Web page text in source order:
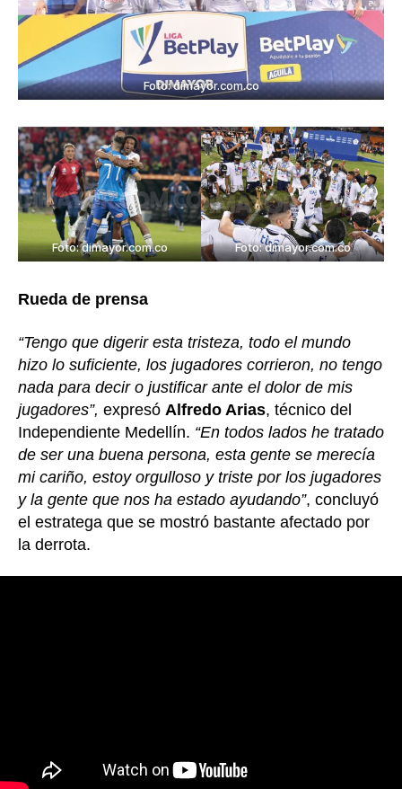
Foto: dimayor.com.co
Foto: dimayor.com.co Foto: dimayor.com.co
Rueda de prensa
“Tengo que digerir esta tristeza, todo el mundo
hizo lo suficiente, los jugadores corrieron, no tengo
nada para decir o justificar ante el dolor de mis
jugadores”, expresó Alfredo Arias, técnico del
Independiente Medellín. “En todos lados he tratado
de ser una buena persona, esta gente se merecía
mi cariño, estoy orgulloso y triste por los jugadores
y la gente que nos ha estado ayudando”, concluyó
el estratega que se mostró bastante afectado por
la derrota.